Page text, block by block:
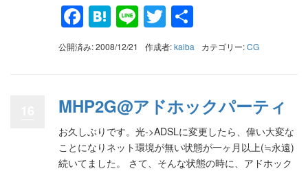
Facebook
Hatena
LineTwitter
有
公開済み: 2008/12/21 作成者:kaiba カテゴリー:CG
MHP2G@アドホックパーティ
お久しぶりです。光->ADSLに変更したら、偉い大変な
ことになりネット環境が無い状態が一ヶ月以上(≒永遠)
続いてました。 さて、そんな状態の時に、アドホック